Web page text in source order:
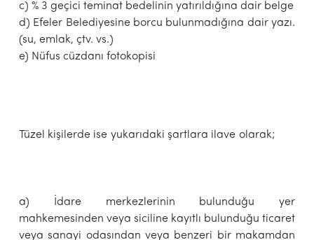
c) % 3 geçici teminat bedelinin yatırıldığına dair belge
d) Efeler Belediyesine borcu bulunmadığına dair yazı.
(su, emlak, çtv. vs.)
e) Nüfus cüzdanı fotokopisi
Tüzel kişilerde ise yukarıdaki şartlara ilave olarak;
a) İdare merkezlerinin bulunduğu yer
mahkemesinden veya siciline kayıtlı bulunduğu ticaret
veya sanayi odasından veya benzeri bir makamdan